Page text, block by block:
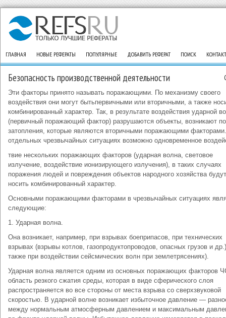
ГЛАВНАЯ НОВЫЕ РЕФЕРАТЫ ПОПУЛЯРНЫЕ ДОБАВИТЬ РЕФЕРАТ ПОИСК
Безопасность производственной деятельности
Эти факторы принято называть поражающими. По механизму своего
воздействия они могут бытьпервичными или вторичными, а также
комбинированный характер. Так, в результате воздействия ударной
(первичный поражающий фактор) разрушаются объекты, возникают
затопления, которые являются вторичными поражающими
отдельных чрезвычайных ситуациях возможно одновременное
твие нескольких поражающих факторов (ударная волна, световое
излучение, воздействие ионизирующего излучения), в таких случаях
поражения людей и повреждения объектов народного хозяйства будут
носить комбинированный характер.
Основными поражающими факторами в чрезвычайных ситуациях
следующие:
1. Ударная волна.
Она возникает, например, при взрывах боеприпасов, при технических
взрывах (взрывы котлов, газопродуктопроводов, опасных грузов и
также при воздействии сейсмических волн при землетрясениях).
Ударная волна является одним из основных поражающих факторов
область резкого сжатия среды, которая в виде сферического слоя
распространяется во все стороны от места взрыва со сверхзвуковой
скоростью. В ударной волне возникает избыточное давление —
между нормальным атмосферным давлением и максимальным